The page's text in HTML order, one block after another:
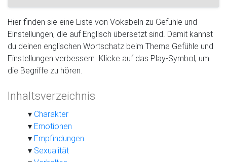
Hier finden sie eine Liste von Vokabeln zu Gefühle und
Einstellungen, die auf Englisch übersetzt sind. Damit kannst
du deinen englischen Wortschatz beim Thema Gefühle und
Einstellungen verbessern. Klicke auf das Play-Symbol, um
die Begriffe zu hören.
Inhaltsverzeichnis
Charakter
Emotionen
Empfindungen
Sexualität